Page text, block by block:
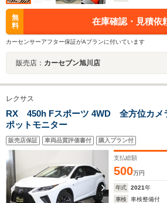
無
料
在庫確認・見積依
カーセンサーアフター保証がAプランに付いています
販売店： カーセブン旭川店
レクサス
RX 450h Fスポーツ 4WD 全方位カメ
ポットモニター
販売店保証 車両品質評価書付 購入プラン付
支払総額
500万円
年式 2021年
車検
車検整備付